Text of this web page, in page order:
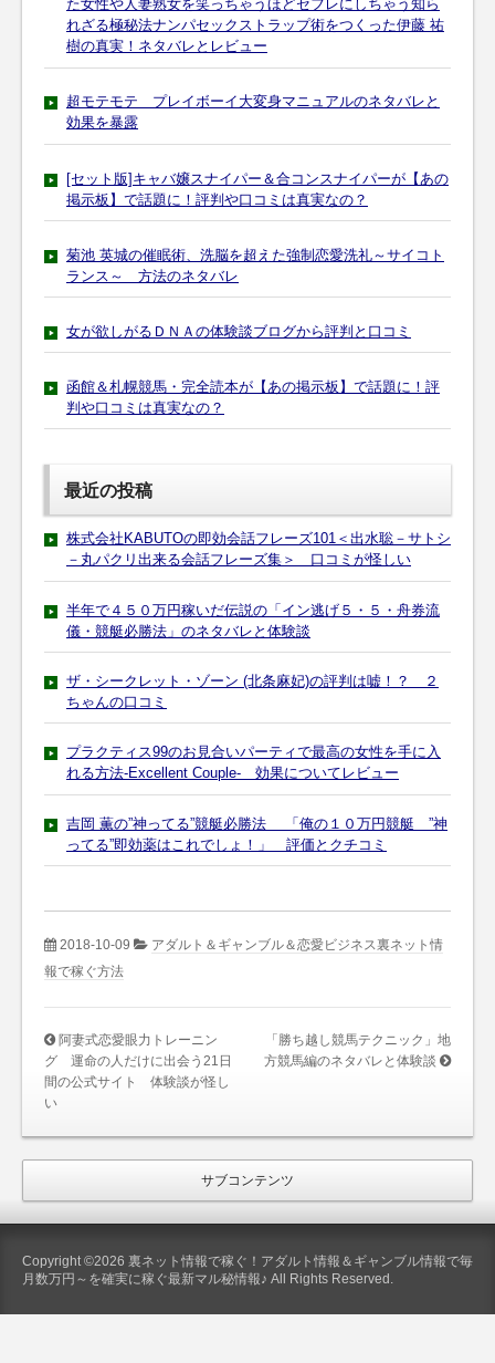
た女性や人妻熟女を笑っちゃうほどセフレにしちゃう知ら
れざる極秘法ナンパセックストラップ術をつくった伊藤 祐
樹の真実！ネタバレとレビュー
超モテモテ プレイボーイ大変身マニュアルのネタバレと
効果を暴露
[セット版]キャバ嬢スナイパー＆合コンスナイパーが【あの
掲示板】で話題に！評判や口コミは真実なの？
菊池 英城の催眠術、洗脳を超えた強制恋愛洗礼～サイコト
ランス～ 方法のネタバレ
女が欲しがるＤＮＡの体験談ブログから評判と口コミ
函館＆札幌競馬・完全読本が【あの掲示板】で話題に！評
判や口コミは真実なの？
最近の投稿
株式会社KABUTOの即効会話フレーズ101＜出水聡－サトシ
－丸パクリ出来る会話フレーズ集＞ 口コミが怪しい
半年で４５０万円稼いだ伝説の「イン逃げ５・５・舟券流
儀・競艇必勝法」のネタバレと体験談
ザ・シークレット・ゾーン (北条麻妃)の評判は嘘！？ ２
ちゃんの口コミ
プラクティス99のお見合いパーティで最高の女性を手に入
れる方法-Excellent Couple- 効果についてレビュー
吉岡 薫の”神ってる”競艇必勝法 「俺の１０万円競艇 ”神
ってる”即効薬はこれでしょ！」 評価とクチコミ
2018-10-09
アダルト＆ギャンブル＆恋愛ビジネス裏ネット情
報で稼ぐ方法
阿妻式恋愛眼力トレーニン
グ 運命の人だけに出会う21日
間の公式サイト 体験談が怪し
い
「勝ち越し競馬テクニック」地
方競馬編のネタバレと体験談
サブコンテンツ
Copyright ©2026 裏ネット情報で稼ぐ！アダルト情報＆ギャンブル情報で毎
月数万円～を確実に稼ぐ最新マル秘情報♪ All Rights Reserved.